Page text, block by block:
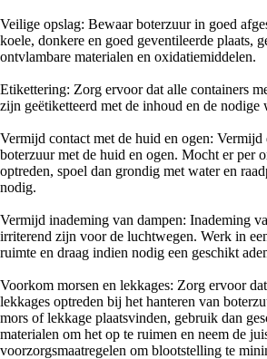
Veilige opslag: Bewaar boterzuur in goed
koele, donkere en goed geventileerde plaats,
ontvlambare materialen en oxidatiemiddelen.
Etikettering: Zorg ervoor dat alle containers
zijn geëtiketteerd met de inhoud en de nodige
Vermijd contact met de huid en ogen: Vermijd
boterzuur met de huid en ogen. Mocht er per
optreden, spoel dan grondig met water en
nodig.
Vermijd inademing van dampen: Inademing
irriterend zijn voor de luchtwegen. Werk in
ruimte en draag indien nodig een geschikt
Voorkom morsen en lekkages: Zorg ervoor
lekkages optreden bij het hanteren van
mors of lekkage plaatsvinden, gebruik dan
materialen om het op te ruimen en neem de
voorzorgsmaatregelen om blootstelling te